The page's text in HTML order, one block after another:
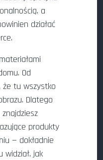
a
działać
Od
że tu wszystko
Dlatego
produkty
— dokładnie
widział, jak